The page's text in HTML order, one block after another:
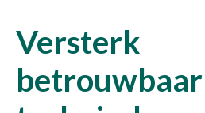
Versterk